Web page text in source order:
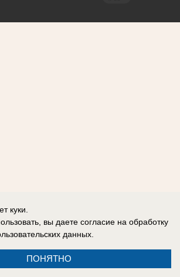
куки.
вы даете согласие на обработку
данных.
ПОНЯТНО